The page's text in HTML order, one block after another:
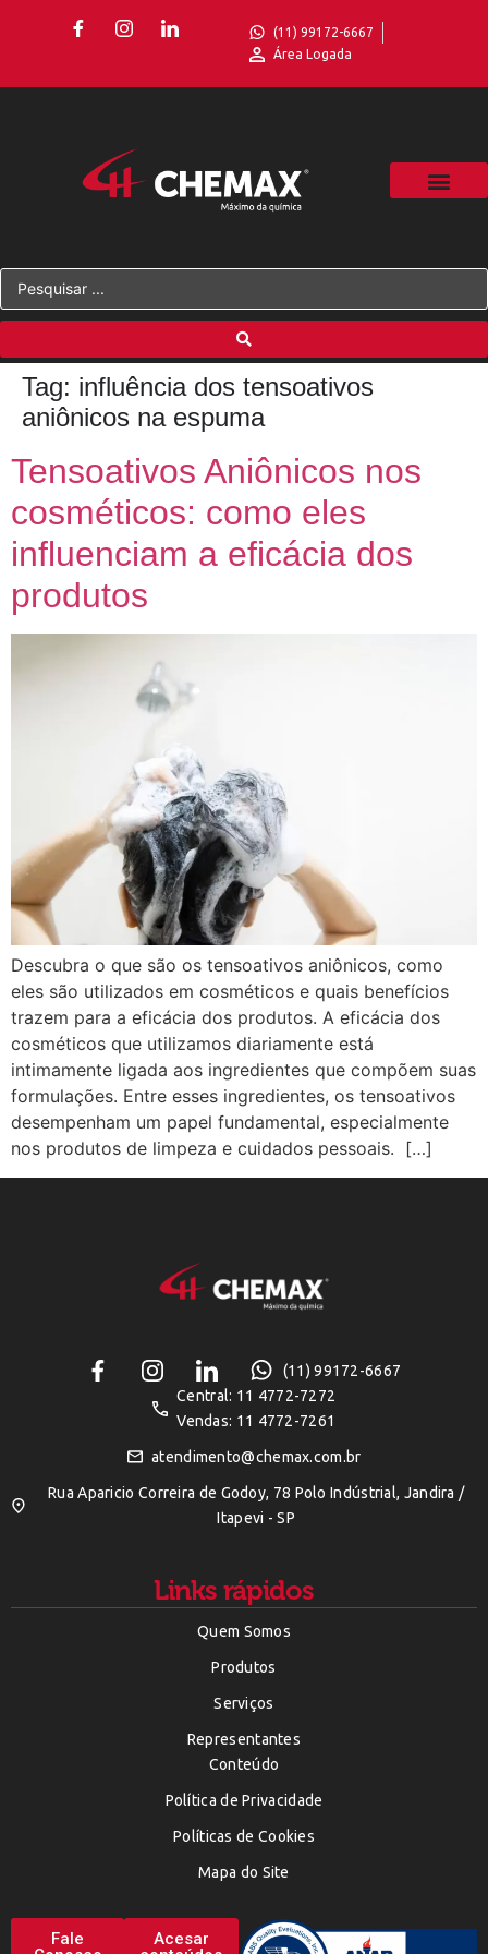
(11) 99172-6667
Área Logada
Tag: influência dos tensoativos
aniônicos na espuma
Tensoativos Aniônicos nos
cosméticos: como eles
influenciam a eficácia dos
produtos
Descubra o que são os tensoativos aniônicos, como
eles são utilizados em cosméticos e quais benefícios
trazem para a eficácia dos produtos. A eficácia dos
cosméticos que utilizamos diariamente está
intimamente ligada aos ingredientes que compõem suas
formulações. Entre esses ingredientes, os tensoativos
desempenham um papel fundamental, especialmente
nos produtos de limpeza e cuidados pessoais. […]
(11) 99172-6667
Central: 11 4772-7272
Vendas: 11 4772-7261
atendimento@chemax.com.br
Rua Aparicio Correira de Godoy, 78 Polo Indústrial, Jandira /
Itapevi - SP
Links rápidos
Quem Somos
Produtos
Serviços
Representantes
Conteúdo
Política de Privacidade
Políticas de Cookies
Mapa do Site
Fale
Acesar